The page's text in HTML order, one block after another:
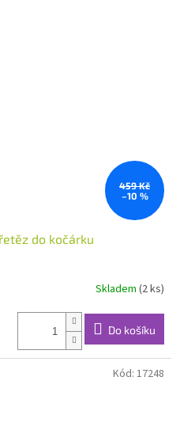
459 Kč
–10 %
do kočárku
Skladem (2 ks)
Do košíku
Kód: 17248